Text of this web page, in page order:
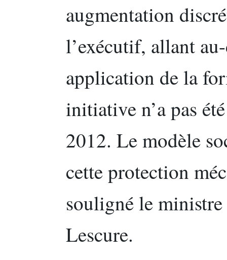
augmentation
l’exécutif, allant
application de la
initiative n’a pas
2012. Le modèle
cette protection
souligné le
Lescure.